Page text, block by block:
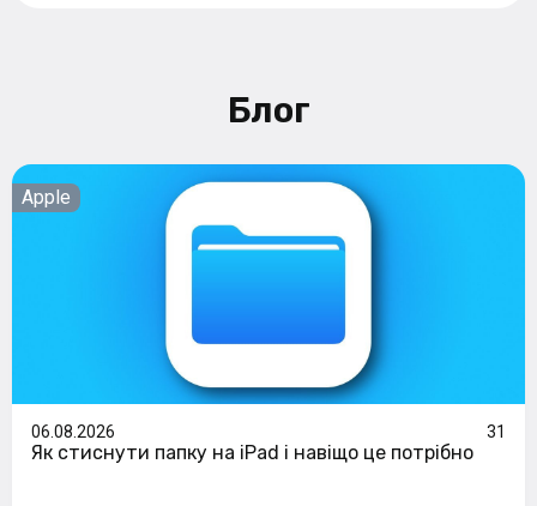
Блог
Apple
06.08.2026 31
Як стиснути папку на iPad і навіщо це потрібно